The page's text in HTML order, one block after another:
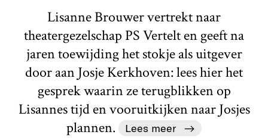
Lisanne Brouwer vertrekt naar
theatergezelschap PS Vertelt en geeft na
jaren toewijding het stokje als uitgever
door aan Josje Kerkhoven: lees hier het
gesprek waarin ze terugblikken op
Lisannes tijd en vooruitkijken naar Josjes
plannen.
Lees meer